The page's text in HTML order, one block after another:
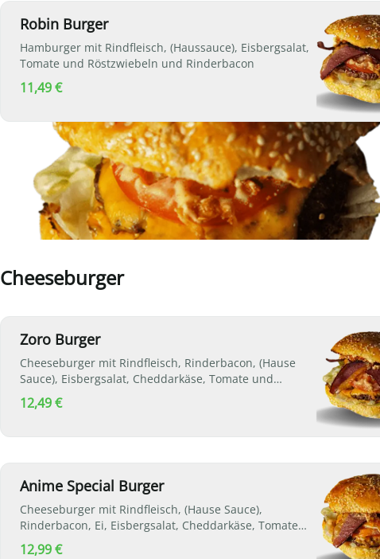
Robin Burger
Hamburger mit Rindfleisch, (Haussauce), Eisbergsalat,
Tomate und Röstzwiebeln und Rinderbacon
11,49 €
Cheeseburger
Zoro Burger
Cheeseburger mit Rindfleisch, Rinderbacon, (Hause
Sauce), Eisbergsalat, Cheddarkäse, Tomate und
Röstzwiebeln
12,49 €
Anime Special Burger
Cheeseburger mit Rindfleisch, (Hause Sauce),
Rinderbacon, Ei, Eisbergsalat, Cheddarkäse, Tomate
und Röstzwiebeln
12,99 €